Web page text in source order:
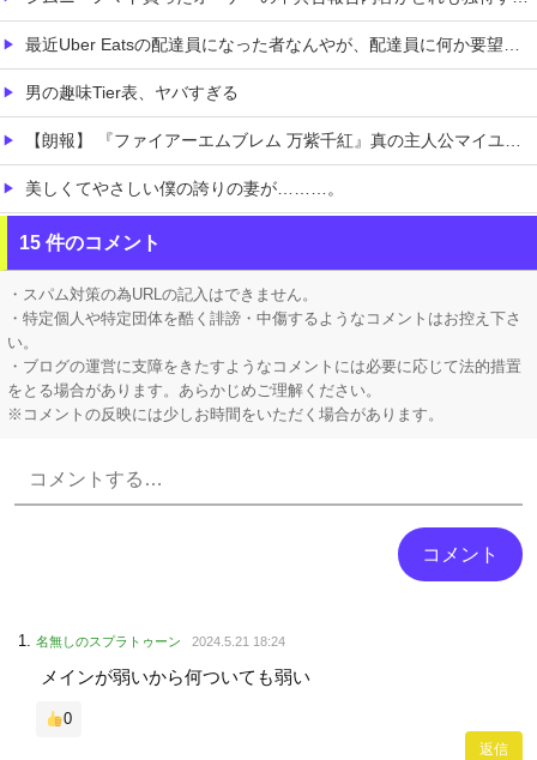
最近Uber Eatsの配達員になった者なんやが、配達員に何か要望があったら教えてくれ
男の趣味Tier表、ヤバすぎる
【朗報】 『ファイアーエムブレム 万紫千紅』真の主人公マイユニはキャラメイクが可能
美しくてやさしい僕の誇りの妻が………。
【朗報】 フロム新作Duskbloods、ネットワークテストキタ━━━━(゜∀゜)━━━━!!
【悲報】 ピカチュウが大量に半額
15 件のコメント
・スパム対策の為URLの記入はできません。
・特定個人や特定団体を酷く誹謗・中傷するようなコメントはお控え下さ
い。
・ブログの運営に支障をきたすようなコメントには必要に応じて法的措置
をとる場合があります。あらかじめご理解ください。
※コメントの反映には少しお時間をいただく場合があります。
名無しのスプラトゥーン 2024.5.21 18:24
メインが弱いから何ついても弱い
0
返信